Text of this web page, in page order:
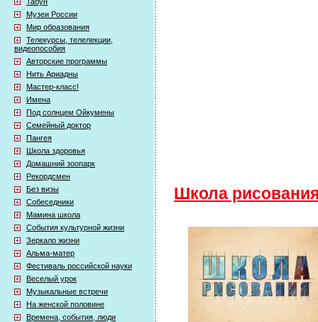
Музеи России
Мир образования
Телекурсы, телелекции,
видеопособия
Авторские программы
Нить Ариадны
Мастер-класс!
Имена
Под солнцем Ойкумены
Семейный доктор
Пангея
Школа здоровья
Домашний зоопарк
Рекордсмен
Без визы
Собеседники
Мамина школа
События культурной жизни
Зеркало жизни
Альма-матер
Фестиваль российской науки
Веселый урок
Музыкальные встречи
На женской половине
Времена, события, люди
Школа